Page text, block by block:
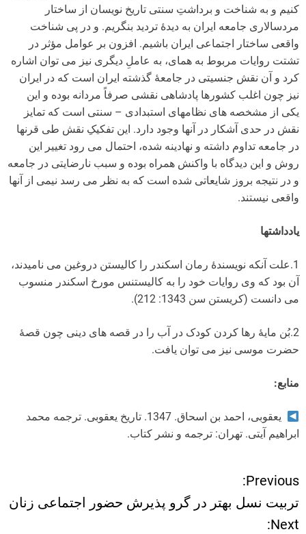
کنیم و به شناخت و برداشتِ سنتی تاریخ نویسان از ساختار
مردسالاری جامعه ایران به دیدۀ تردید بنگریم. و در پی شناخت
واقعی ساختار اجتماعی ایران باشیم. افزون بر عوامل مؤثر در
تشتت روایات مربوط به همای، به عاملِ دیگری نیز می توان اشاره
کرد و آن نقش جنسیتی در جامعۀ گذشته ایران است که در ایران
نیز چون اغلب کشورها پادشاهی نقشی صرفاً مردانه بوده و این
یکی از مشخصه های نظام­های استبدادی – سنتی است که تمایز
نقش در حدی آشکار در آنها وجود دارد. این تفکیکِ نقش طی قرن­ها
در جامعه تداوم داشته و نهادینه شده، احتمال می رود تغییر این
روش و این دیدگاه با واکنش همراه بوده و سبب نارضایتی در جامعه
و در نتیجه بروز شایعاتی شده است که به نظر می رسد نیمی از آنها
واقعی نیستند.
یادداشت­ها
1.علت آنکه نویسندۀ رمان اسکندر را کالیستن دروغین می نامیدند،
آن بود که وی روایات خود را به کالیستنس مورخ اسکندر منسوب
می دانست (کریستن سن 1343: 212).
2.بُن مایۀ رها کردن کودک در آب را در قصه های دینی چون قصۀ
حضرت موسی نیز می توان یافت.
منابع:
یعقوبی، احمد بن اسحاق. 1347. تاریخ یعقوبی. ترجمه محمد
ابراهیم آیتی. تهران: ترجمه و نشر کتاب.
ر
ا
Previous:
تربیت نسل بهتر در گرو پذیرش حضور اجتماعی زنان
Next: